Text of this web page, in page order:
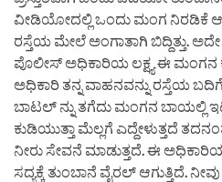
ವೀಡಿಯೋದಲ್ಲಿ ಒಂದು ಮಂಗ ನಿರಡಿಕೆ
ರಸ್ತೆಯ ಮೇಲೆ ಅಂಗಾತಾಗಿ ಬಿದ್ದಿತ್ತು.
ಪೊಲೀಸ್ ಅಧಿಕಾರಿಯ ಲಕ್ಷ್ಯ ಈ
ಅಧಿಕಾರಿ ತನ್ನ ವಾಹನವನ್ನು ರಸ್ತೆಯ
ಬಾಟಲ್ ನ್ನು ತಗೆದು ಮಂಗನ ಬಾಯಲ್ಲಿ
ಕುಡಿಯುತ್ತಾ ಮೆಲ್ಲಗೆ ಎದ್ದೇಳುತ್ತದೆ
ನೀರು ಸೇವನೆ ಮಾಡುತ್ತದೆ. ಈ
ಸದ್ಯಕ್ಕೆ ತುಂಬಾನೆ ವೈರಲ್ ಆಗುತ್ತಿದೆ.